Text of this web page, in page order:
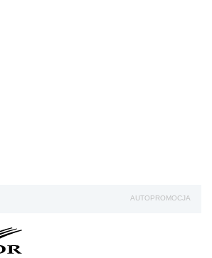
AUTOPROMOCJA